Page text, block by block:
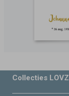
Collecties LOVZ